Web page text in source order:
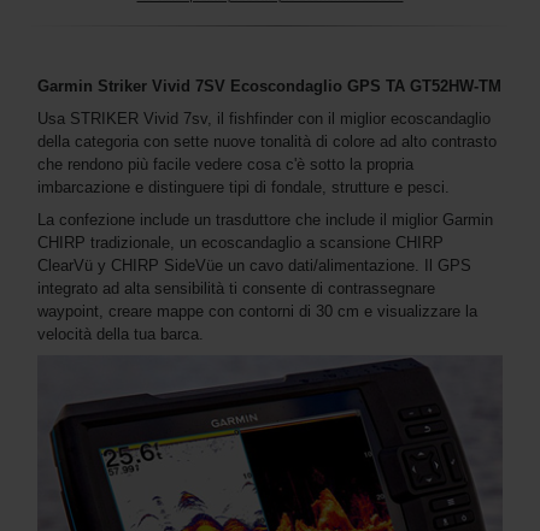
Garmin Striker Vivid 7SV Ecoscondaglio GPS TA GT52HW-TM
Usa STRIKER Vivid 7sv, il fishfinder con il miglior ecoscandaglio
della categoria con sette nuove tonalità di colore ad alto contrasto
che rendono più facile vedere cosa c'è sotto la propria
imbarcazione e distinguere tipi di fondale, strutture e pesci.
La confezione include un trasduttore che include il miglior Garmin
CHIRP tradizionale, un ecoscandaglio a scansione CHIRP
ClearVü y CHIRP SideVüe un cavo dati/alimentazione. Il GPS
integrato ad alta sensibilità ti consente di contrassegnare
waypoint, creare mappe con contorni di 30 cm e visualizzare la
velocità della tua barca.